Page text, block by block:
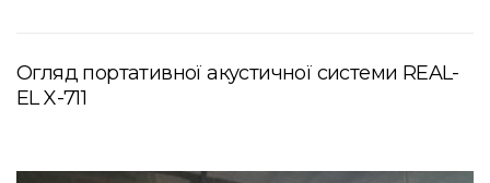
Огляд портативної акустичної системи REAL-
EL X-711